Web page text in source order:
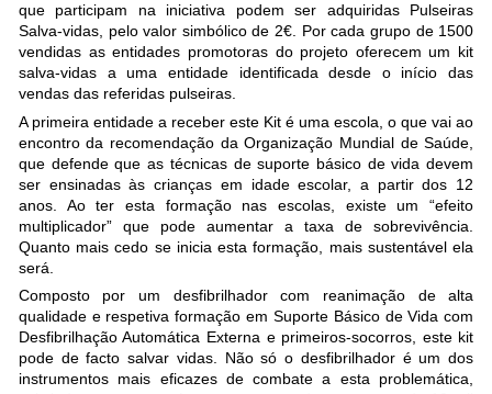
que participam na iniciativa podem ser adquiridas Pulseiras
Salva-vidas, pelo valor simbólico de 2€. Por cada grupo de 1500
vendidas as entidades promotoras do projeto oferecem um kit
salva-vidas a uma entidade identificada desde o início das
vendas das referidas pulseiras.
A primeira entidade a receber este Kit é uma escola, o que vai ao
encontro da recomendação da Organização Mundial de Saúde,
que defende que as técnicas de suporte básico de vida devem
ser ensinadas às crianças em idade escolar, a partir dos 12
anos. Ao ter esta formação nas escolas, existe um “efeito
multiplicador” que pode aumentar a taxa de sobrevivência.
Quanto mais cedo se inicia esta formação, mais sustentável ela
será.
Composto por um desfibrilhador com reanimação de alta
qualidade e respetiva formação em Suporte Básico de Vida com
Desfibrilhação Automática Externa e primeiros-socorros, este kit
pode de facto salvar vidas. Não só o desfibrilhador é um dos
instrumentos mais eficazes de combate a esta problemática,